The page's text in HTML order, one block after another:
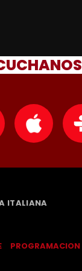
ITALIANA
PROGRAMACION